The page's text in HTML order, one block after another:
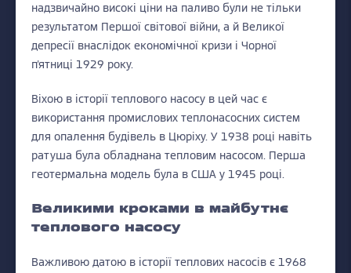
надзвичайно високі ціни на паливо були не тільки
результатом Першої світової війни, а й Великої
депресії внаслідок економічної кризи і Чорної
п'ятниці 1929 року.
Віхою в історії теплового насосу в цей час є
використання промислових теплонасосних систем
для опалення будівель в Цюріху. У 1938 році навіть
ратуша була обладнана тепловим насосом. Перша
геотермальна модель була в США у 1945 році.
Великими кроками в майбутнє
теплового насосу
Важливою датою в історії теплових насосів є 1968